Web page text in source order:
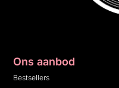
Ons aanbod
Bestsellers